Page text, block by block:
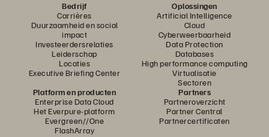
Bedrijf
Carrières
Duurzaamheid en social
impact
Investeerdersrelaties
Leiderschap
Locaties
Executive Briefing Center
Oplossingen
Artificial Intelligence
Cloud
Cyberweerbaarheid
Data Protection
Databases
High performance computing
Virtualisatie
Sectoren
Platform en producten
Enterprise Data Cloud
Het Everpure-platform
Evergreen//One
FlashArray
Partners
Partneroverzicht
Partner Central
Partnercertificaten